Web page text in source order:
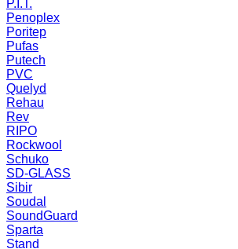
P.I.T.
Penoplex
Poritep
Pufas
Putech
PVC
Quelyd
Rehau
Rev
RIPO
Rockwool
Schuko
SD-GLASS
Sibir
Soudal
SoundGuard
Sparta
Stand